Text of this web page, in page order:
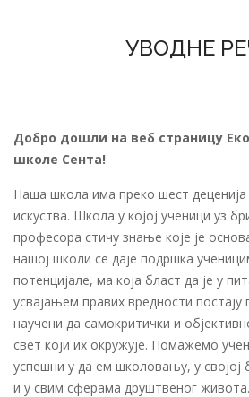
УВОДНЕ
Добро дошли на веб страницу
школе Сента!
Наша школа има преко шест деценија
искуства. Школа у којој ученици уз
професора стичу знање које је
нашој школи се даје подршка
потенцијале, ма која бласт да је у
усвајањем правих вредности
научени да самокритички и
свет који их окружује. Помажемо
успешни у да ем школовању, у својој
и у свим сферама друштвеног живота.